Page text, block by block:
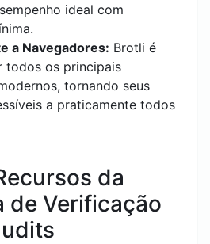
ideal com
a Navegadores: Brotli é
todos os principais
tornando seus
a praticamente todos
da
de Verificação